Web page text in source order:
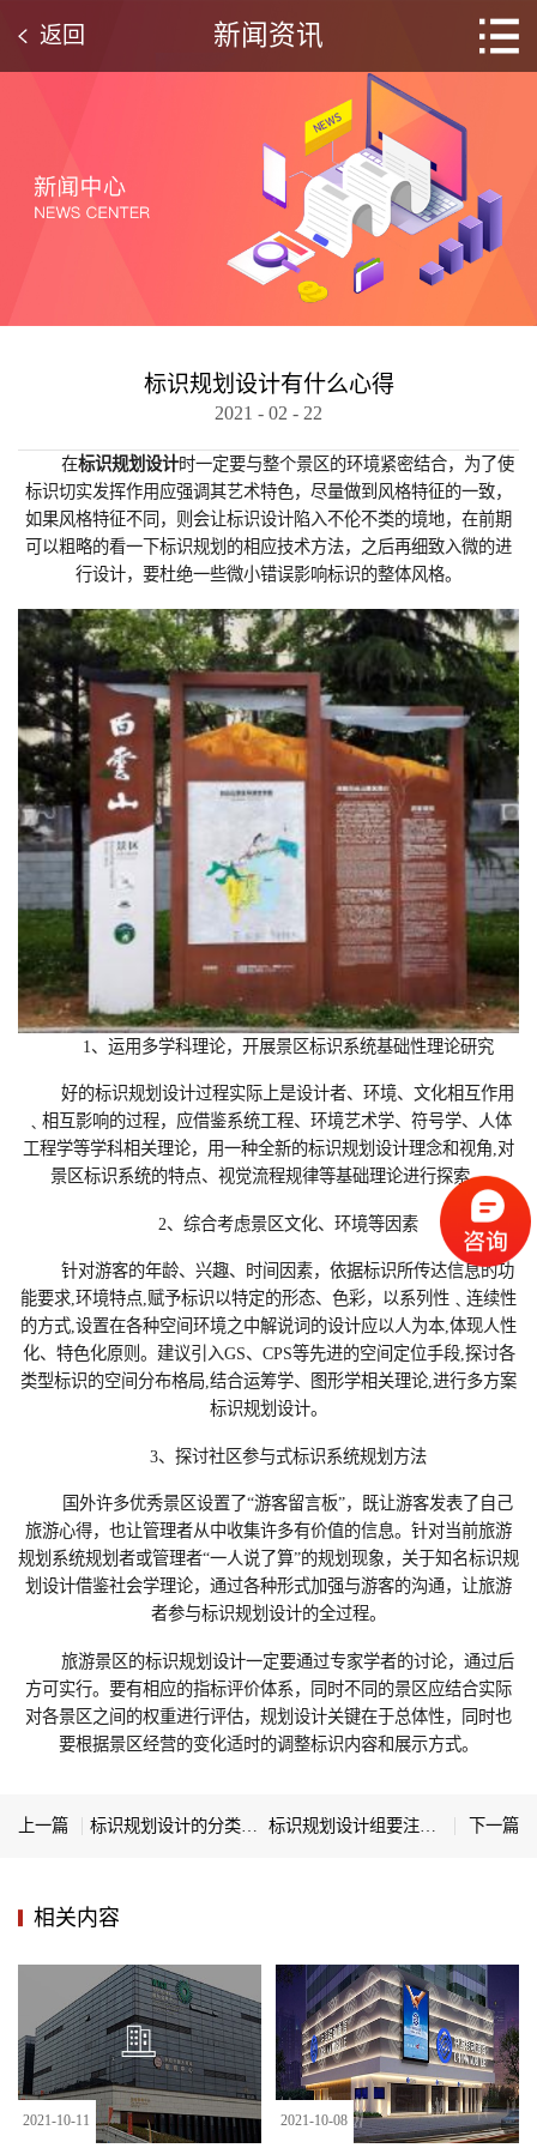
新闻资讯
返回
标识规划设计有什么心得
2021 - 02 - 22
在标识规划设计时一定要与整个景区的环境紧密结合，为了使
标识切实发挥作用应强调其艺术特色，尽量做到风格特征的一致，
如果风格特征不同，则会让标识设计陷入不伦不类的境地，在前期
可以粗略的看一下标识规划的相应技术方法，之后再细致入微的进
行设计，要杜绝一些微小错误影响标识的整体风格。
1、运用多学科理论，开展景区标识系统基础性理论研究
好的标识规划设计‍过程实际上是设计者、环境、文化相互作用
﹑相互影响的过程，应借鉴系统工程、环境艺术学、符号学、人体
工程学等学科相关理论，用一种全新的标识规划设计理念和视角,对
景区标识系统的特点、视觉流程规律等基础理论进行探索。
2、综合考虑景区文化、环境等因素
针对游客的年龄、兴趣、时间因素，依据标识所传达信息的功
能要求,环境特点,赋予标识以特定的形态、色彩，以系列性﹑连续性
的方式,设置在各种空间环境之中解说词的设计应以人为本,体现人性
化、特色化原则。建议引入GS、CPS等先进的空间定位手段,探讨各
类型标识的空间分布格局,结合运筹学、图形学相关理论,进行多方案
标识规划设计。
3、探讨社区参与式标识系统规划方法
国外许多优秀景区设置了“游客留言板”，既让游客发表了自己
旅游心得，也让管理者从中收集许多有价值的信息。针对当前旅游
规划系统规划者或管理者“一人说了算”的规划现象，关于知名标识规
划设计‍‍借鉴社会学理论，通过各种形式加强与游客的沟通，让旅游
者参与标识规划设计的全过程。
旅游景区的标识规划设计一定要通过专家学者的讨论，通过后
方可实行。要有相应的指标评价体系，同时不同的景区应结合实际
对各景区之间的权重进行评估，规划设计关键在于总体性，同时也
要根据景区经营的变化适时的调整标识内容和展示方式。
上一篇 标识规划设计的分类和原因有哪些？ 下一篇
相关内容
2021-10-11 2021-10-08